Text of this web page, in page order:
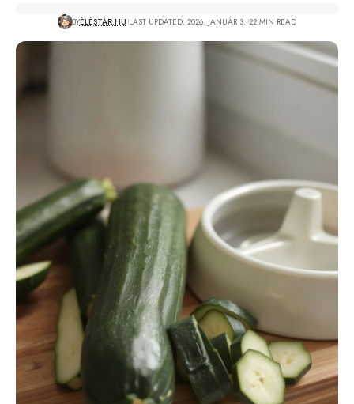
BYÉLÉSTÁR.HU LAST UPDATED: 2026. JANUÁR 3. 22 MIN READ